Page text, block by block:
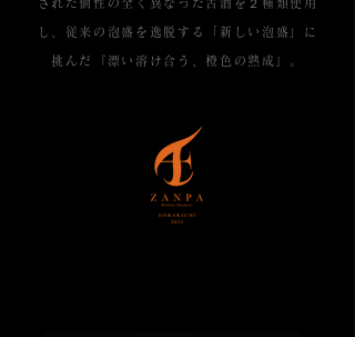
された個性の全く異なった古酒を２種類使用
し、従来の泡盛を逸脱する「新しい泡盛」に
挑んだ『漂い溶け合う、橙色の熟成』。